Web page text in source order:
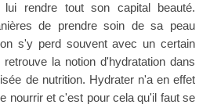
rendre tout son capital beauté.
de prendre soin de sa peau
s'y perd souvent avec un certain
la notion d'hydratation dans
de nutrition. Hydrater n'a en effet
nourrir et c'est pour cela qu'il faut se